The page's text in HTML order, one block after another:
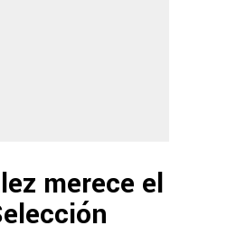
merece el